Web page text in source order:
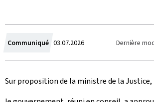
Communiqué C
r
é
03.07.2026 Dernière
Sur proposition de la ministre de la